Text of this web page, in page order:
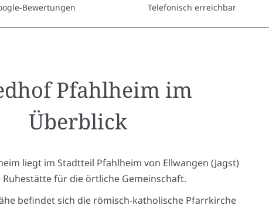
Bewertungen Telefonisch erreichbar
Pfahlheim im
Überblick
liegt im Stadtteil Pfahlheim von Ellwangen (Jagst)
für die örtliche Gemeinschaft.
befindet sich die römisch-katholische Pfarrkirche